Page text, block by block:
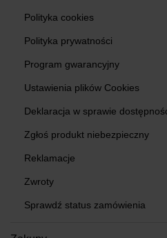
Polityka cookies
Polityka prywatności
Program gwarancyjny
Ustawienia plików Cookies
Deklaracja w sprawie
Zgłoś produkt niebezpieczny
Reklamacje
Zwroty
Sprawdź status zamówienia